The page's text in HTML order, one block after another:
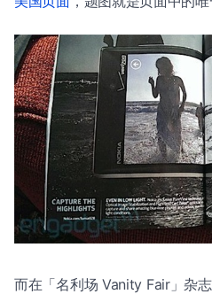
而在「名利场 Vanity Fair」杂